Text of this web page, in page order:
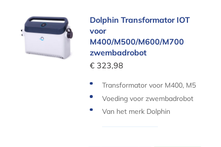
Dolphin Transformator IOT voor M400/M500/
Dolphin Transformator IOT
voor
M400/M500/M600/M700
zwembadrobot
€ 323,98
Transformator voor M400, M5
00, M600, M700
Voeding voor zwembadrobot
Van het merk Dolphin